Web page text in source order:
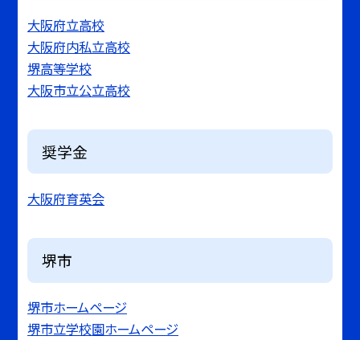
大阪府立高校
大阪府内私立高校
堺高等学校
大阪市立公立高校
奨学金
大阪府育英会
堺市
堺市ホームページ
堺市立学校園ホームページ